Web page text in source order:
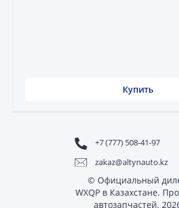
Купить
+7 (777) 508-41-97
zakaz@altynauto.kz
© Официальный
WXQP в Казахстане.
автозапчастей.